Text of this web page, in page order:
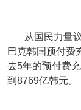
从国民力量议
巴克韩国预付费
去5年的预付费
到8769亿韩元。